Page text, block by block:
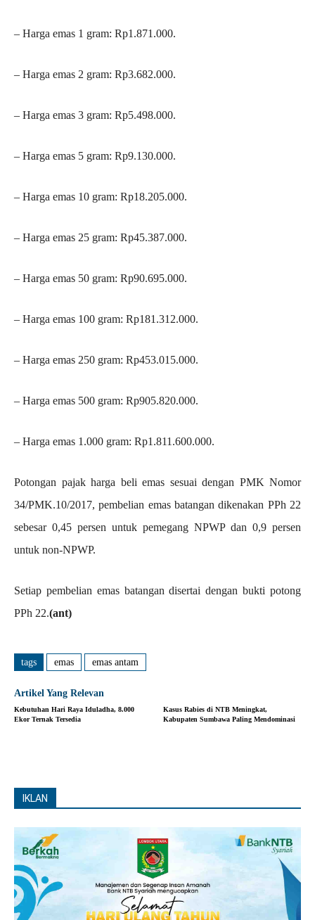
– ⁠Harga emas 1 gram: Rp1.871.000.
– ⁠Harga emas 2 gram: Rp3.682.000.
– ⁠Harga emas 3 gram: Rp5.498.000.
– ⁠Harga emas 5 gram: Rp9.130.000.
– ⁠Harga emas 10 gram: Rp18.205.000.
– ⁠Harga emas 25 gram: Rp45.387.000.
– ⁠Harga emas 50 gram: Rp90.695.000.
– ⁠Harga emas 100 gram: Rp181.312.000.
– ⁠Harga emas 250 gram: Rp453.015.000.
– ⁠Harga emas 500 gram: Rp905.820.000.
– ⁠Harga emas 1.000 gram: Rp1.811.600.000.
Potongan pajak harga beli emas sesuai dengan PMK Nomor
34/PMK.10/2017, pembelian emas batangan dikenakan PPh 22
sebesar 0,45 persen untuk pemegang NPWP dan 0,9 persen
untuk non-NPWP.
Setiap pembelian emas batangan disertai dengan bukti potong
PPh 22.(ant)
tags emas emas antam
Artikel Yang Relevan
Kebutuhan Hari Raya Iduladha, 8.000
Ekor Ternak Tersedia
Kasus Rabies di NTB Meningkat,
Kabupaten Sumbawa Paling Mendominasi
IKLAN